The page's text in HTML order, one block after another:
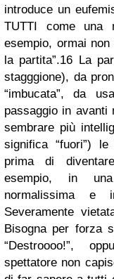
introduce un
TUTTI come una
esempio, ormai
la partita”.16 La
stagggione), da
“imbucata”, da
passaggio in avanti
sembrare più
significa “fuori”)
prima di
esempio, in
normalissima e
Severamente
Bisogna per forza
“Destroooo!”,
spettatore non